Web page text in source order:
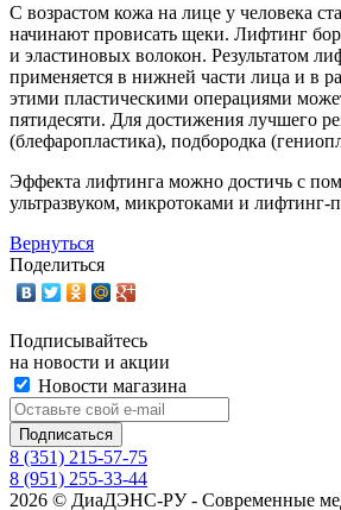
С возрастом кожа на лице у человека
начинают провисать щеки. Лифтинг
и эластиновых волокон. Результатом
применяется в нижней части лица и в
этими пластическими операциями
пятидесяти. Для достижения лучшего
(блефаропластика), подбородка
Эффекта лифтинга можно достичь с
ультразвуком, микротоками и
Вернуться
Поделиться
Подписывайтесь
на новости и акции
Новости магазина
8 (351) 215-57-75
8 (951) 255-33-44
2026 © ДиаДЭНС-РУ - Современные